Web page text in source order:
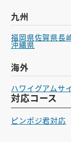
九州
福岡県佐賀県長
沖縄県
海外
ハワイ グアムサ
対応コース
ピンポジ君対応